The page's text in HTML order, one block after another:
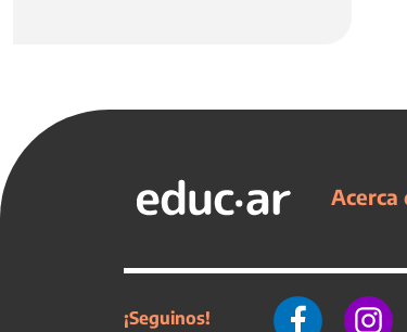
Acerca
¡Seguinos!